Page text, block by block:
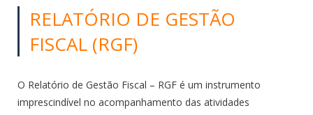
RELATÓRIO DE GESTÃO
FISCAL (RGF)
O Relatório de Gestão Fiscal – RGF é um instrumento
imprescindível no acompanhamento das atividades